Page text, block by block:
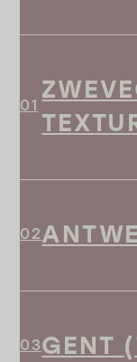
GENT